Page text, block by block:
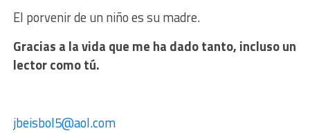
El porvenir de un niño es su madre.
Gracias a la vida que me ha dado tanto, incluso un
lector como tú.
jbeisbol5@aol.com